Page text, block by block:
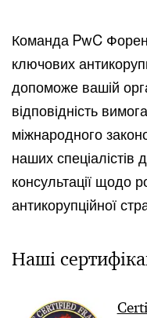
Команда PwC
ключових
допоможе вашій
відповідність
міжнародного
наших
консультації щодо
антикорупційної
Наші